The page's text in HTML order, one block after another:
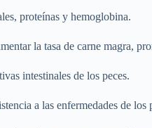
proteínas y hemoglobina.
la tasa de carne magra,
intestinales de los peces.
a las enfermedades de